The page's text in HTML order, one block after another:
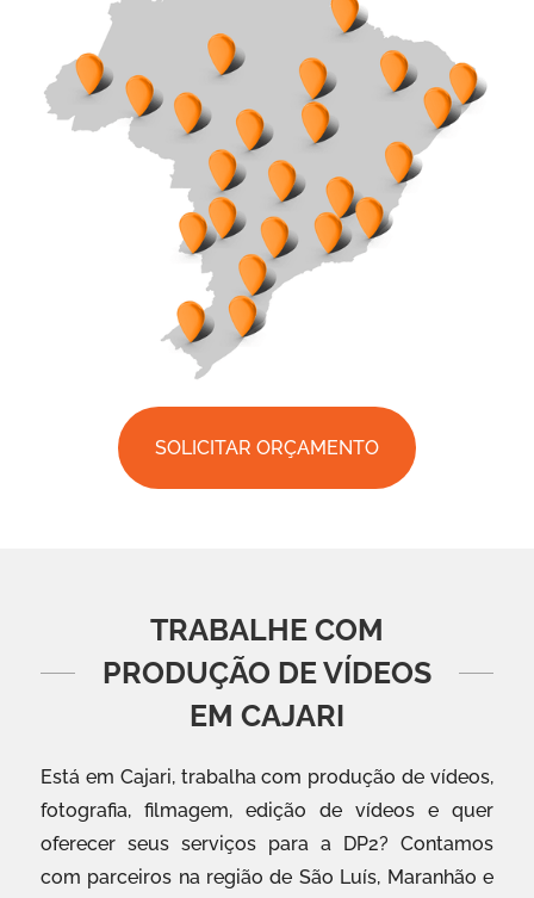
SOLICITAR ORÇAMENTO
TRABALHE COM
PRODUÇÃO DE VÍDEOS
EM CAJARI
Está em Cajari, trabalha com produção de vídeos,
fotografia, filmagem, edição de vídeos e quer
oferecer seus serviços para a DP2? Contamos
com parceiros na região de São Luís, Maranhão e